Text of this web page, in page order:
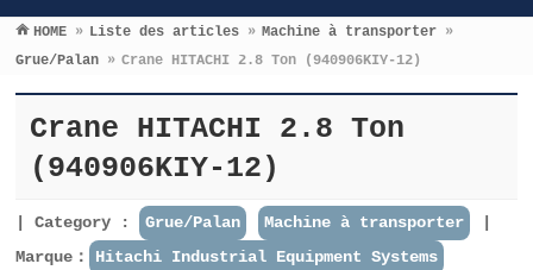
HOME » Liste des articles » Machine à transporter »
Grue/Palan » Crane HITACHI 2.8 Ton (940906KIY-12)
Crane HITACHI 2.8 Ton
(940906KIY-12)
Category : Grue/Palan
Machine à transporter
Marque：
Hitachi Industrial Equipment Systems